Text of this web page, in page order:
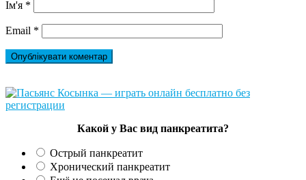
Ім'я *
Email *
Какой у Вас вид панкреатита?
Острый панкреатит
Хронический панкреатит